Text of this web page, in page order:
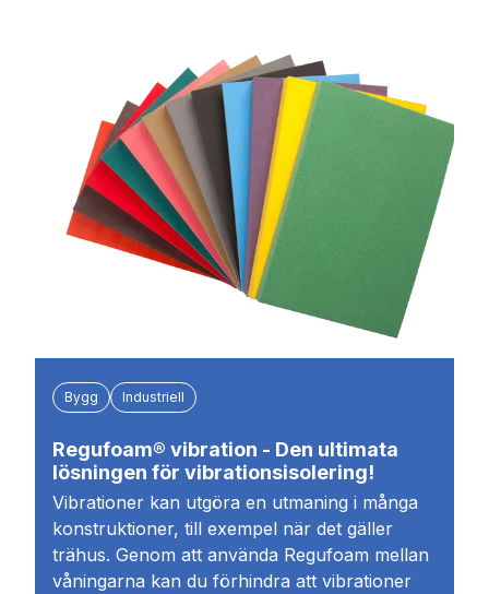
Bygg Industriell
Regufoam® vibration - Den ultimata
lösningen för vibrationsisolering!
Vibrationer kan utgöra en utmaning i många
konstruktioner, till exempel när det gäller
trähus. Genom att använda Regufoam mellan
våningarna kan du förhindra att vibrationer